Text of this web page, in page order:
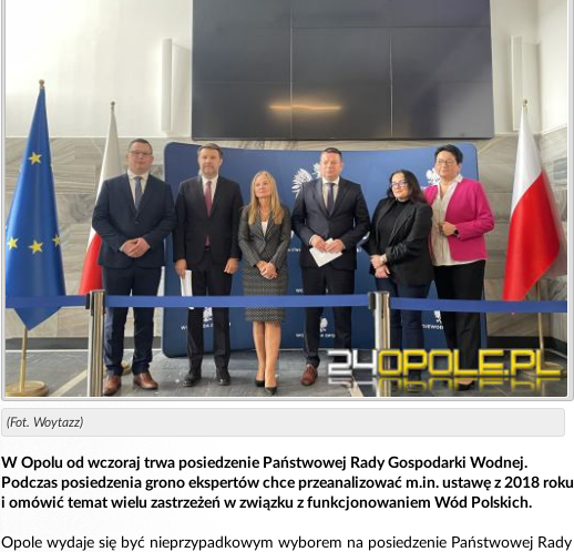
(Fot. Woytazz)
W Opolu od wczoraj trwa posiedzenie Państwowej Rady Gospodarki Wodnej.
Podczas posiedzenia grono ekspertów chce przeanalizować m.in. ustawę z 2018 roku
i omówić temat wielu zastrzeżeń w związku z funkcjonowaniem Wód Polskich.
Opole wydaje się być nieprzypadkowym wyborem na posiedzenie Państwowej Rady